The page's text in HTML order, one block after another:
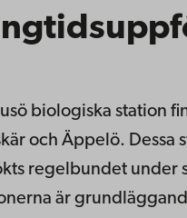
biologiska station
och Äppelö. Dessa
regelbundet under
är